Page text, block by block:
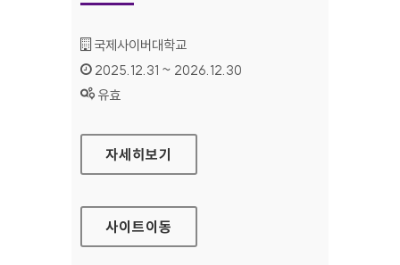
기관명 :
국제사이버대학교
인증기간 :
2025.12.31 ~ 2026.12.30
상태 :
유효
국제사이버대학교
자세히보기
사이트이동